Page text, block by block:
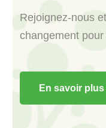
Rejoignez-nous
changement
En savoir plus